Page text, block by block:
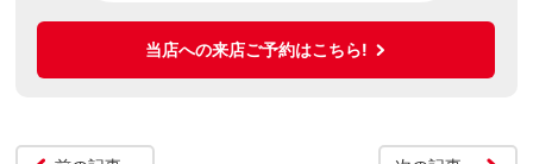
当店への来店ご予約はこちら!